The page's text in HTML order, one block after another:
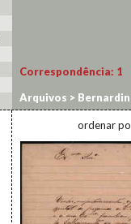
Correspondência: 1
Arquivos >
ordenar